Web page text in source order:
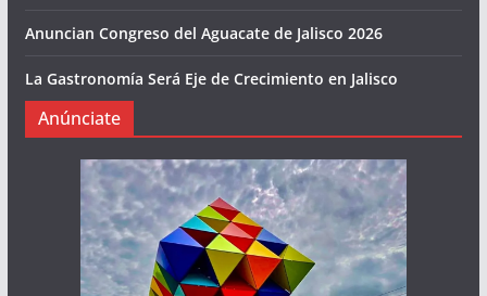
Anuncian Congreso del Aguacate de Jalisco 2026
La Gastronomía Será Eje de Crecimiento en Jalisco
Anúnciate